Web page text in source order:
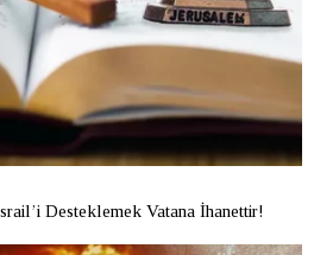
Desteklemek Vatana İhanettir!